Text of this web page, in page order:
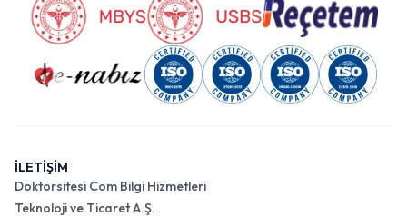
İLETİŞİM
Doktorsitesi Com Bilgi Hizmetleri
Teknoloji ve Ticaret A.Ş.